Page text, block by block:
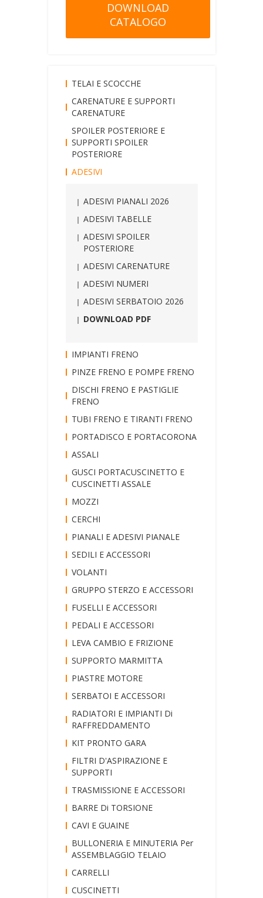
DOWNLOAD
CATALOGO
TELAI E SCOCCHE
CARENATURE E SUPPORTI
CARENATURE
SPOILER POSTERIORE E
SUPPORTI SPOILER
POSTERIORE
ADESIVI
ADESIVI PIANALI 2026
ADESIVI TABELLE
ADESIVI SPOILER
POSTERIORE
ADESIVI CARENATURE
ADESIVI NUMERI
ADESIVI SERBATOIO 2026
DOWNLOAD PDF
IMPIANTI FRENO
PINZE FRENO E POMPE FRENO
DISCHI FRENO E PASTIGLIE
FRENO
TUBI FRENO E TIRANTI FRENO
PORTADISCO E PORTACORONA
ASSALI
GUSCI PORTACUSCINETTO E
CUSCINETTI ASSALE
MOZZI
CERCHI
PIANALI E ADESIVI PIANALE
SEDILI E ACCESSORI
VOLANTI
GRUPPO STERZO E ACCESSORI
FUSELLI E ACCESSORI
PEDALI E ACCESSORI
LEVA CAMBIO E FRIZIONE
SUPPORTO MARMITTA
PIASTRE MOTORE
SERBATOI E ACCESSORI
RADIATORI E IMPIANTI Di
RAFFREDDAMENTO
KIT PRONTO GARA
FILTRI D'ASPIRAZIONE E
SUPPORTI
TRASMISSIONE E ACCESSORI
BARRE Di TORSIONE
CAVI E GUAINE
BULLONERIA E MINUTERIA Per
ASSEMBLAGGIO TELAIO
CARRELLI
CUSCINETTI